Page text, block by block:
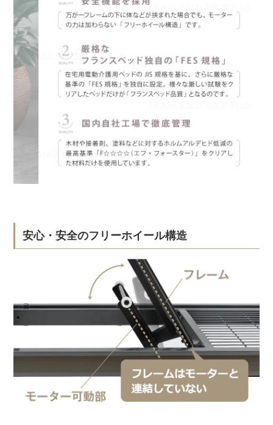
安心・安全のフリーホイール構造